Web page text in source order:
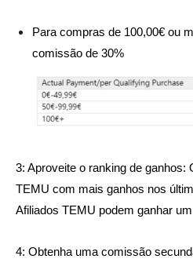
Para compras de 100,00€ ou
comissão de 30%
3: Aproveite o ranking de ganhos:
TEMU com mais ganhos nos
Afiliados TEMU podem ganhar
4: Obtenha uma comissão